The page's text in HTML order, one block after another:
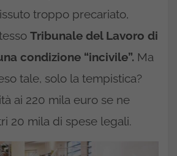
troppo precariato,
Tribunale del Lavoro di
condizione “incivile”. Ma
tale, solo la tempistica?
ai 220 mila euro se ne
20 mila di spese legali.